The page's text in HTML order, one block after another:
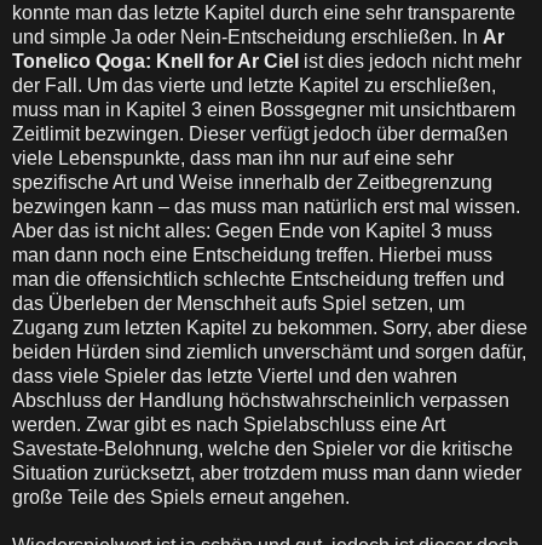
konnte man das letzte Kapitel durch eine sehr transparente
und simple Ja oder Nein-Entscheidung erschließen. In Ar
Tonelico Qoga: Knell for Ar Ciel ist dies jedoch nicht mehr
der Fall. Um das vierte und letzte Kapitel zu erschließen,
muss man in Kapitel 3 einen Bossgegner mit unsichtbarem
Zeitlimit bezwingen. Dieser verfügt jedoch über dermaßen
viele Lebenspunkte, dass man ihn nur auf eine sehr
spezifische Art und Weise innerhalb der Zeitbegrenzung
bezwingen kann – das muss man natürlich erst mal wissen.
Aber das ist nicht alles: Gegen Ende von Kapitel 3 muss
man dann noch eine Entscheidung treffen. Hierbei muss
man die offensichtlich schlechte Entscheidung treffen und
das Überleben der Menschheit aufs Spiel setzen, um
Zugang zum letzten Kapitel zu bekommen. Sorry, aber diese
beiden Hürden sind ziemlich unverschämt und sorgen dafür,
dass viele Spieler das letzte Viertel und den wahren
Abschluss der Handlung höchstwahrscheinlich verpassen
werden. Zwar gibt es nach Spielabschluss eine Art
Savestate-Belohnung, welche den Spieler vor die kritische
Situation zurücksetzt, aber trotzdem muss man dann wieder
große Teile des Spiels erneut angehen.